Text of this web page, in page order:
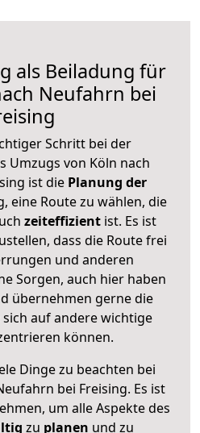
als Beiladung für
Neufahrn bei
Schritt bei der
Umzugs von Köln nach
ist diePlanung der
eine Route zu wählen, die
zeiteffizientist. Es ist
dass die Route frei
und anderen
Sorgen, auch hier haben
übernehmen gerne die
auf andere wichtige
können.
Dinge zu beachten bei
bei Freising. Es ist
um alle Aspekte des
zu planen und zu